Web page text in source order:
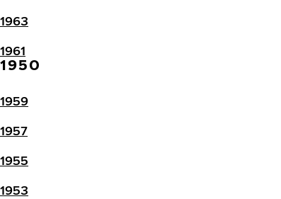
1963
1961
1950
1959
1957
1955
1953